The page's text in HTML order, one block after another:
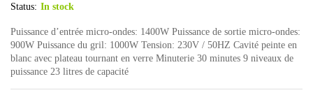
Status: In stock
Puissance d’entrée micro-ondes: 1400W Puissance de sortie micro-ondes:
900W Puissance du gril: 1000W Tension: 230V / 50HZ Cavité peinte en
blanc avec plateau tournant en verre Minuterie 30 minutes 9 niveaux de
puissance 23 litres de capacité